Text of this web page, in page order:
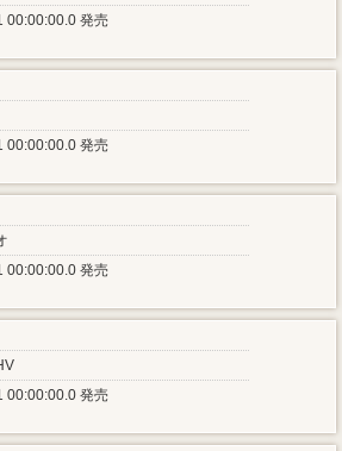
00:00:00.0 発売
00:00:00.0 発売
00:00:00.0 発売
00:00:00.0 発売